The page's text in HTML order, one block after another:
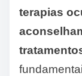
terapias